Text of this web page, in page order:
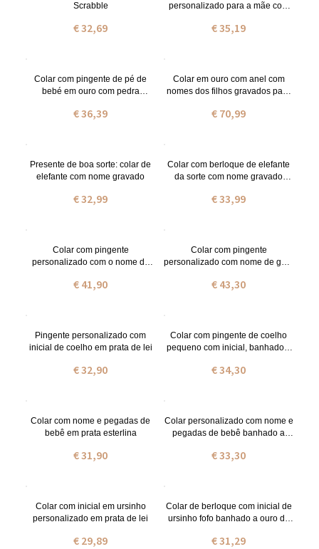
Scrabble
€ 32,69
personalizado para a mãe com
€ 35,19
Colar com pingente de pé de
bebé em ouro com pedra
€ 36,39
Colar em ouro com anel com
nomes dos filhos gravados para
€ 70,99
Presente de boa sorte: colar de
elefante com nome gravado
€ 32,99
Colar com berloque de elefante
da sorte com nome gravado
€ 33,99
Colar com pingente
personalizado com o nome do
€ 41,90
Colar com pingente
personalizado com nome de gato
€ 43,30
Pingente personalizado com
inicial de coelho em prata de lei
€ 32,90
Colar com pingente de coelho
pequeno com inicial, banhado a
€ 34,30
Colar com nome e pegadas de
bebê em prata esterlina
€ 31,90
Colar personalizado com nome e
pegadas de bebê banhado a
€ 33,30
Colar com inicial em ursinho
personalizado em prata de lei
€ 29,89
Colar de berloque com inicial de
ursinho fofo banhado a ouro de
€ 31,29